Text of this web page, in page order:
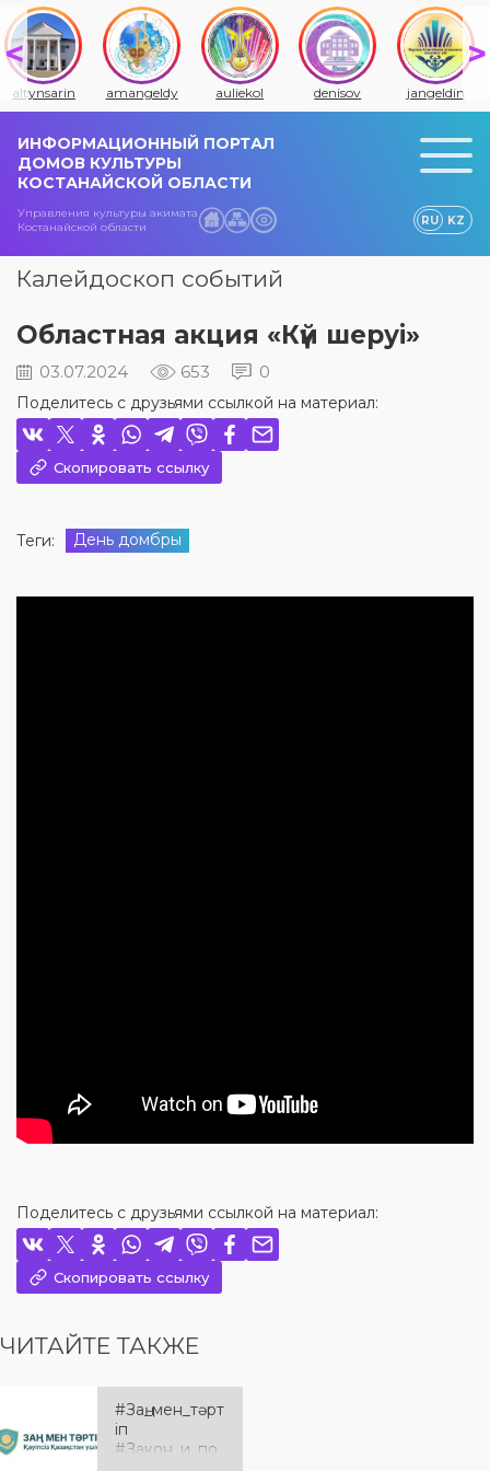
altynsarin amangeldy auliekol denisov jangeldin
ИНФОРМАЦИОННЫЙ ПОРТАЛ
ДОМОВ КУЛЬТУРЫ
КОСТАНАЙСКОЙ ОБЛАСТИ
Управления культуры акимата
Костанайской области
RU KZ
Калейдоскоп событий
Областная акция «Күй шеруі»
03.07.2024 653 0
Поделитесь с друзьями ссылкой на материал:
Скопировать ссылку
Теги: День домбры
Поделитесь с друзьями ссылкой на материал:
Скопировать ссылку
ЧИТАЙТЕ ТАКЖЕ
#Заң_мен_тәрт
іп
#Закон_и_по